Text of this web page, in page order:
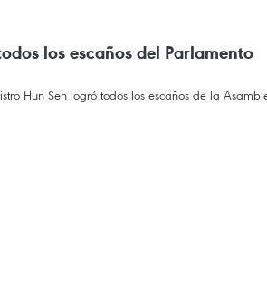
los escaños del Parlamento
Hun Sen logró todos los escaños de la